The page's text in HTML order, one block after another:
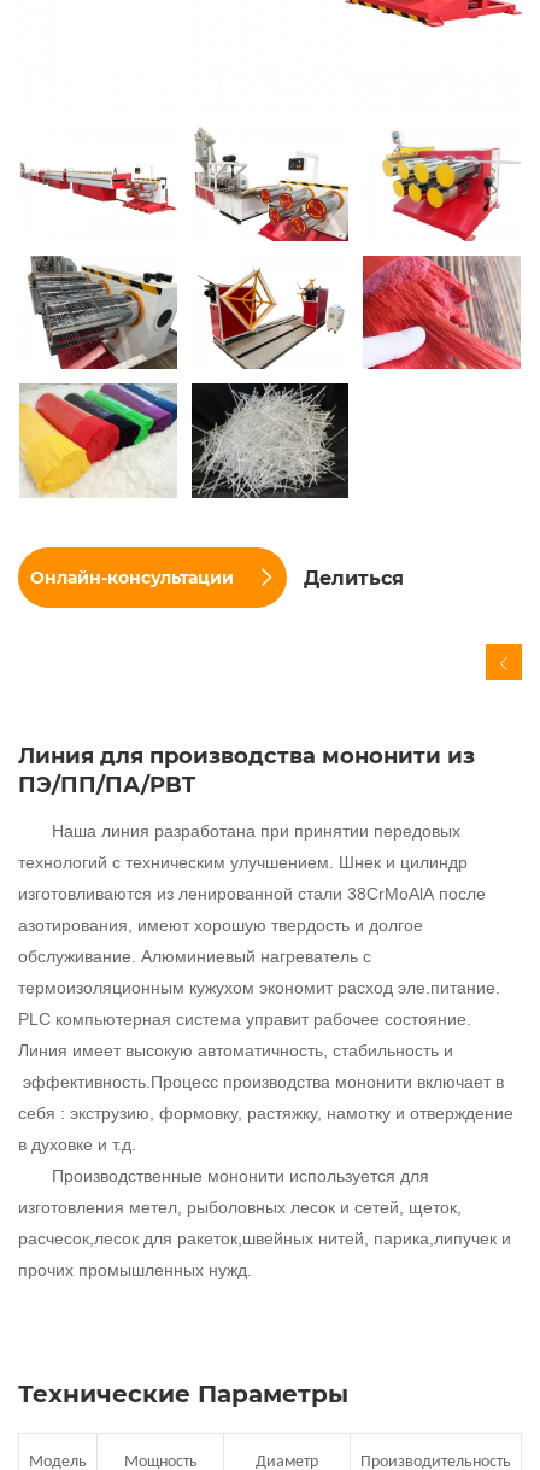
Онлайн-консультации Делиться
Линия для производства мононити из
ПЭ/ПП/ПА/PBT
Наша линия разработана при принятии передовых
технологий с техническим улучшением. Шнек и цилиндр
изготовливаются из ленированной стали 38CrMoAlA после
азотирования, имеют хорошую твердость и долгое
обслуживание. Алюминиевый нагреватель с
термоизоляционным кужухом экономит расход эле.питание.
PLC компьютерная система управит рабочее состояние.
Линия имеет высокую автоматичность, стабильность и
эффективность. Процесс производства мононити включает в
себя : экструзию, формовку, растяжку, намотку и отверждение
в духовке и т.д.
Производственные мононити используется для
изготовления метел, рыболовных лесок и сетей, щеток,
расчесок,лесок для ракеток,швейных нитей, парика,липучек и
прочих промышленных нужд.
Технические Параметры
Модель Мощность Диаметр Производительность